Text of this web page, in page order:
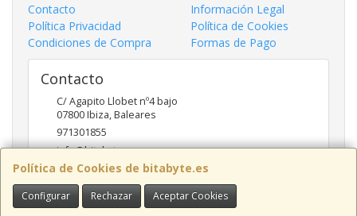
Política de Cookies de bitabyte.es
Configurar Rechazar Aceptar Cookies
Contacto
Información Legal
Política Privacidad
Política de Cookies
Condiciones de Compra
Formas de Pago
Contacto
C/ Agapito Llobet nº4 bajo
07800Ibiza,Baleares
971301855
info@bitabyte.es
Horario